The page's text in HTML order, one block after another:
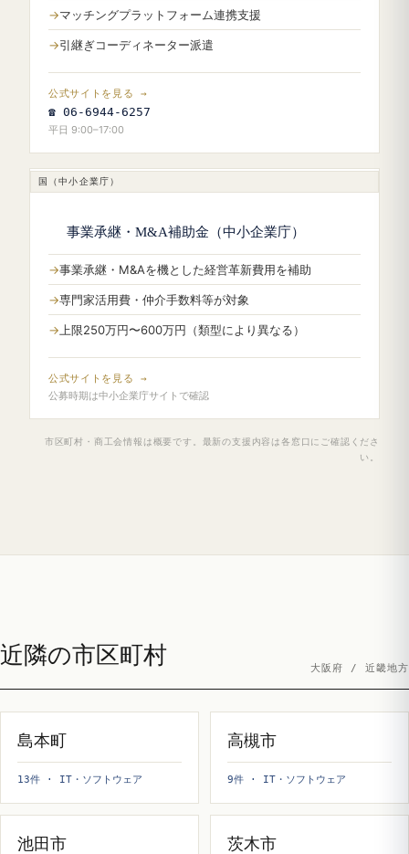
マッチングプラットフォーム連携支援
引継ぎコーディネーター派遣
公式サイトを見る →
☎ 06-6944-6257
平日 9:00–17:00
国（中小企業庁）
事業承継・M&A補助金（中小企業庁）
事業承継・M&Aを機とした経営革新費用を補助
専門家活用費・仲介手数料等が対象
上限250万円〜600万円（類型により異なる）
公式サイトを見る →
公募時期は中小企業庁サイトで確認
市区町村・商工会情報は概要です。最新の支援内容は各窓口にご確認くださ
い。
近隣の市区町村 大阪府 / 近畿地方
島本町
13件 · IT・ソフトウェア
高槻市
9件 · IT・ソフトウェア
池田市 茨木市